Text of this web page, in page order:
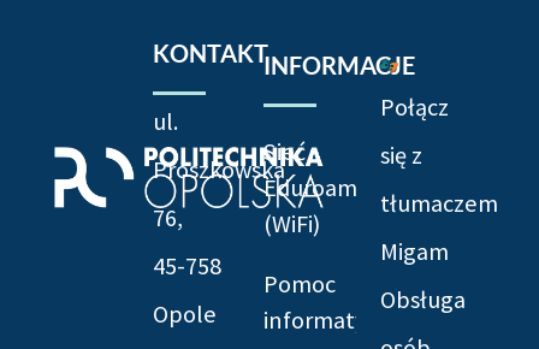
KONTAKT
ul.
Prószkowska
76,
45-758
Opole
INFORMACJE
Sieć
Eduroam
(WiFi)
Pomoc
informatyczna
Połącz
się z
tłumaczem
Migam
Obsługa